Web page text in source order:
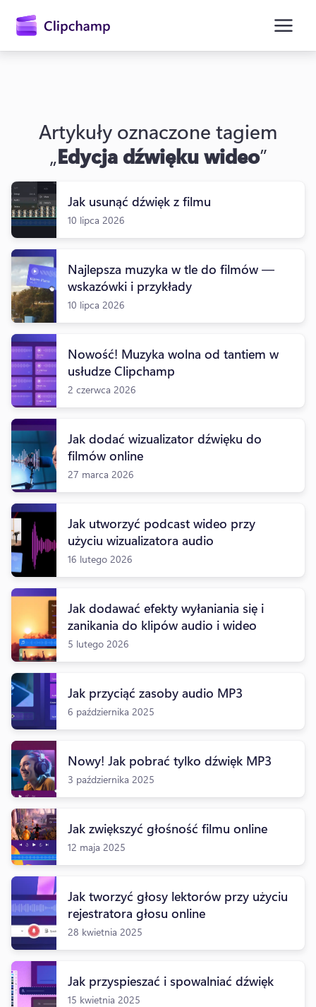
głównej
Zaloguj się
Artykuły oznaczone tagiem
„Edycja dźwięku wideo”
Jak usunąć dźwięk z filmu
10 lipca 2026
Najlepsza muzyka w tle do filmów —
wskazówki i przykłady
10 lipca 2026
Nowość! Muzyka wolna od tantiem w
usłudze Clipchamp
2 czerwca 2026
Jak dodać wizualizator dźwięku do
filmów online
27 marca 2026
Jak utworzyć podcast wideo przy
użyciu wizualizatora audio
16 lutego 2026
Jak dodawać efekty wyłaniania się i
zanikania do klipów audio i wideo
5 lutego 2026
Jak przyciąć zasoby audio MP3
6 października 2025
Nowy! Jak pobrać tylko dźwięk MP3
3 października 2025
Jak zwiększyć głośność filmu online
12 maja 2025
Jak tworzyć głosy lektorów przy użyciu
rejestratora głosu online
28 kwietnia 2025
Jak przyspieszać i spowalniać dźwięk
15 kwietnia 2025